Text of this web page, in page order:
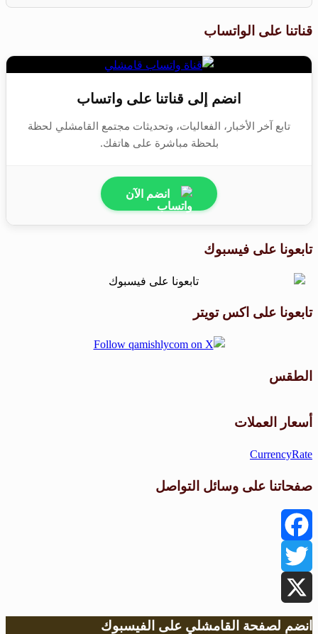
قناتنا على الواتساب
انضم إلى قناتنا على واتساب
تابع آخر الأخبار، الفعاليات، وتحديثات مجتمع القامشلي لحظة
بلحظة مباشرة على هاتفك.
انضم الآن
تابعونا على فيسبوك
تابعونا على اكس تويتر
الطقس
أسعار العملات
CurrencyRate
صفحاتنا على وسائل التواصل
Facebook
Twitter
X
انضم لصفحة القامشلي على الفيسبوك